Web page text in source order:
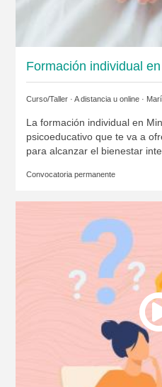
Formación individual
Curso/Taller · A distancia u online ·
La formación individual en
psicoeducativo que te va a
para alcanzar el bienestar
Convocatoria permanente